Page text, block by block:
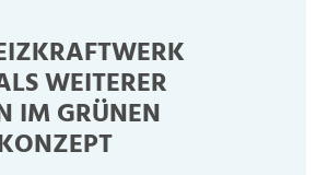
WEITERER
IM GRÜNEN